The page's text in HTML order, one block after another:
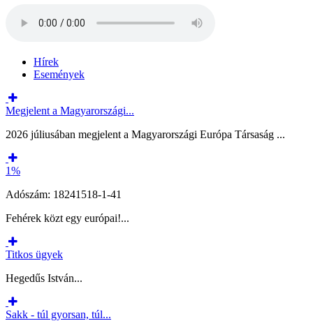
Hírek
Események
Megjelent a Magyarországi...
2026 júliusában megjelent a Magyarországi Európa Társaság ...
1%
Adószám: 18241518-1-41
Fehérek közt egy európai!...
Titkos ügyek
Hegedűs István...
Sakk - túl gyorsan, túl...